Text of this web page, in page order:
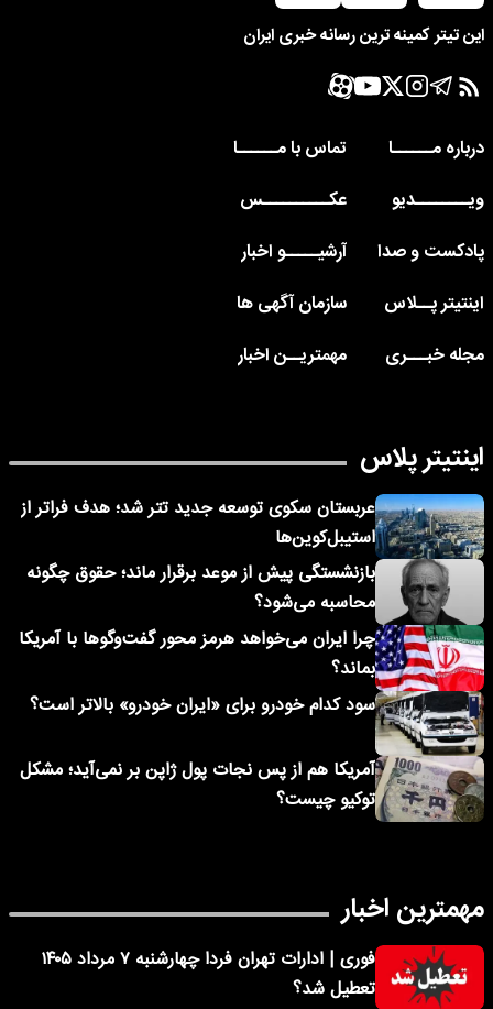
این تیتر کمینه ترین رسانه خبری ایران
درباره مــــــا
تماس با مــــــا
ویــــــــدیو
عکــــــــــس
پادکست و صدا
آرشیـــــو اخبار
اینتیتر پــلاس
سازمان آگهی ها
مجله خبـــری
مهمتریــن اخبار
اینتیتر پلاس
عربستان سکوی توسعه جدید تتر شد؛ هدف فراتر از
استیبل‌کوین‌ها
بازنشستگی پیش از موعد برقرار ماند؛ حقوق چگونه
محاسبه می‌شود؟
چرا ایران می‌خواهد هرمز محور گفت‌وگوها با آمریکا
بماند؟
سود کدام خودرو برای «ایران خودرو» بالاتر است؟
آمریکا هم از پس نجات پول ژاپن بر نمی‌آید؛ مشکل
توکیو چیست؟
مهمترین اخبار
فوری | ادارات تهران فردا چهارشنبه ۷ مرداد ۱۴۰۵
تعطیل شد؟